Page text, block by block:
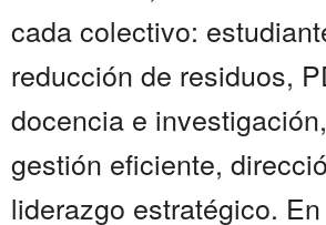
cada colectivo:
reducción de residuos,
docencia e
gestión eficiente,
liderazgo estratégico.